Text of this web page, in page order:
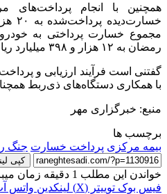
همچنین با انجام پرداخت‌های
مجموع خسارت پرداختی به
رمضان به ۱۲ هزار و ۳۹۸ میلیارد ریال رسیده است.
گفتنی است فرآیند ارزیابی و
با همکاری دستگاه‌های ذی‌ربط
منبع: خبرگزاری مهر
برچسب ها
بیمه مرکزی پرداخت خسارت جنگ
کپی
خواندن این مطلب 1 دقیقه زمان میبرد
فیس بوک توییتر (X) لینکدین واتس